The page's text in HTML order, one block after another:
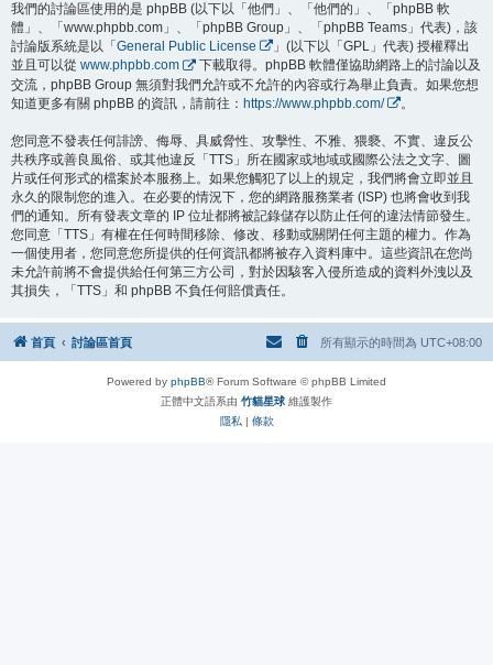
我們的討論區使用的是 phpBB (以下以「他們」、「他們的」、「phpBB 軟
體」、「www.phpbb.com」、「phpBB Group」、「phpBB Teams」代表)，該
討論版系統是以「 General Public License
」(以下以「GPL」代表) 授權釋出
並且可以從 www.phpbb.com
下載取得。phpBB 軟體僅協助網路上的討論以及
交流，phpBB Group 無須對我們允許或不允許的內容或行為舉止負責。如果您想
知道更多有關 phpBB 的資訊，請前往： https://www.phpbb.com/ 。
您同意不發表任何誹謗、侮辱、具威脅性、攻擊性、不雅、猥褻、不實、違反公
共秩序或善良風俗、或其他違反「TTS」所在國家或地域或國際公法之文字、圖
片或任何形式的檔案於本服務上。如果您觸犯了以上的規定，我們將會立即並且
永久的限制您的進入。在必要的情況下，您的網路服務業者 (ISP) 也將會收到我
們的通知。所有發表文章的 IP 位址都將被記錄儲存以防止任何的違法情節發生。
您同意「TTS」有權在任何時間移除、修改、移動或關閉任何主題的權力。作為
一個使用者，您同意您所提供的任何資訊都將被存入資料庫中。這些資訊在您尚
未允許前將不會提供給任何第三方公司，對於因駭客入侵所造成的資料外洩以及
其損失，「TTS」和 phpBB 不負任何賠償責任。
首頁 討論區首頁 所有顯示的時間為 UTC+08:00
Powered by phpBB® Forum Software © phpBB Limited
正體中文語系由 竹貓星球 維護製作
隱私 | 條款